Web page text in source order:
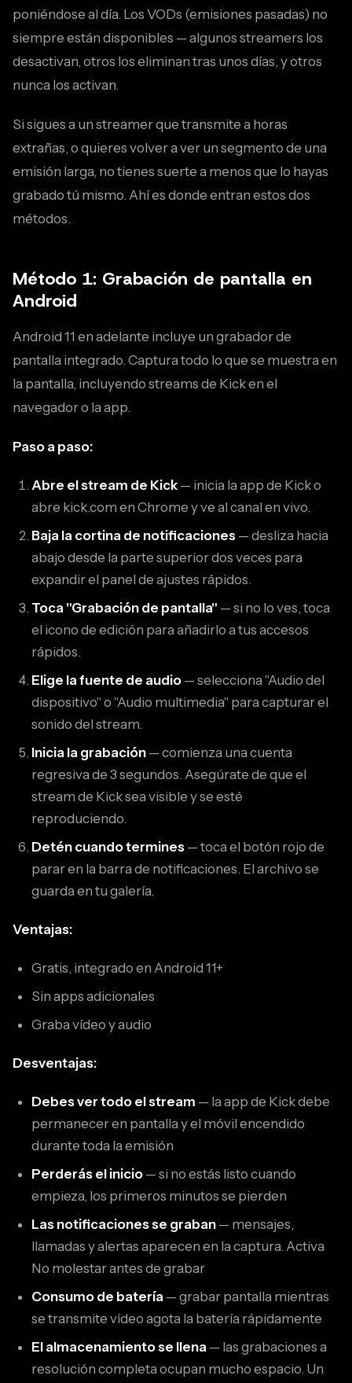
poniéndose al día. Los VODs (emisiones pasadas) no
siempre están disponibles — algunos streamers los
desactivan, otros los eliminan tras unos días, y otros
nunca los activan.
Si sigues a un streamer que transmite a horas
extrañas, o quieres volver a ver un segmento de una
emisión larga, no tienes suerte a menos que lo hayas
grabado tú mismo. Ahí es donde entran estos dos
métodos.
Método 1: Grabación de pantalla en
Android
Android 11 en adelante incluye un grabador de
pantalla integrado. Captura todo lo que se muestra en
la pantalla, incluyendo streams de Kick en el
navegador o la app.
Paso a paso:
Abre el stream de Kick — inicia la app de Kick o
abre kick.com en Chrome y ve al canal en vivo.
Baja la cortina de notificaciones — desliza hacia
abajo desde la parte superior dos veces para
expandir el panel de ajustes rápidos.
Toca "Grabación de pantalla" — si no lo ves, toca
el icono de edición para añadirlo a tus accesos
rápidos.
Elige la fuente de audio — selecciona "Audio del
dispositivo" o "Audio multimedia" para capturar el
sonido del stream.
Inicia la grabación — comienza una cuenta
regresiva de 3 segundos. Asegúrate de que el
stream de Kick sea visible y se esté
reproduciendo.
Detén cuando termines — toca el botón rojo de
parar en la barra de notificaciones. El archivo se
guarda en tu galería.
Ventajas:
Gratis, integrado en Android 11+
Sin apps adicionales
Graba vídeo y audio
Desventajas:
Debes ver todo el stream — la app de Kick debe
permanecer en pantalla y el móvil encendido
durante toda la emisión
Perderás el inicio — si no estás listo cuando
empieza, los primeros minutos se pierden
Las notificaciones se graban — mensajes,
llamadas y alertas aparecen en la captura. Activa
No molestar antes de grabar
Consumo de batería — grabar pantalla mientras
se transmite vídeo agota la batería rápidamente
El almacenamiento se llena — las grabaciones a
resolución completa ocupan mucho espacio. Un